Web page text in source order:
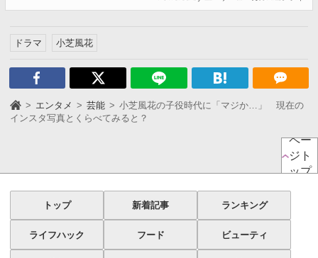
ドラマ 小芝風花
エンタメ 芸能
小芝風花の子役時代に「マジか…」 現在の
インスタ写真とくらべてみると？
ペー
ジト
ップ
トップ 新着記事 ランキング
ライフハック フード ビューティ